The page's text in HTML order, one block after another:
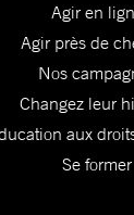
Agir en
Agir près de
Nos
Changez leur
aux
Se former